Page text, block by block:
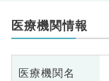
医療機関情報
医療機関名